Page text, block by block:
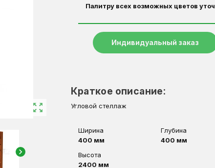
zoom_out_map
chevron_right
Палитру всех возможных цветов
Индивидуальный заказ
Краткое описание:
Угловой стеллаж
Ширина
400 мм
Глубина
400 мм
Высота
2400 мм